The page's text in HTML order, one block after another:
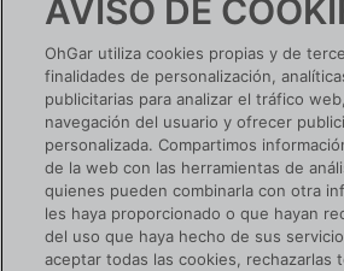
AVISO DE
OhGar utiliza cookies propias y de
finalidades de personalización,
publicitarias para analizar el tráfico
navegación del usuario y ofrecer
personalizada. Compartimos
de la web con las herramientas de
quienes pueden combinarla con otra
les haya proporcionado o que hayan
del uso que haya hecho de sus
aceptar todas las cookies, rechazarlas